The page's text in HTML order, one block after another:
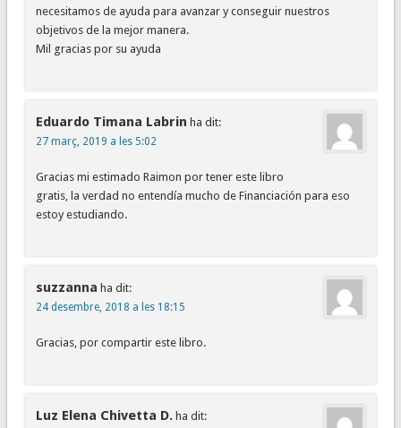
necesitamos de ayuda para avanzar y conseguir nuestros
objetivos de la mejor manera.
Mil gracias por su ayuda
Eduardo Timana Labrin ha dit:
27 març, 2019 a les 5:02
Gracias mi estimado Raimon por tener este libro
gratis, la verdad no entendía mucho de Financiación para eso
estoy estudiando.
suzzanna ha dit:
24 desembre, 2018 a les 18:15
Gracias, por compartir este libro.
Luz Elena Chivetta D. ha dit: